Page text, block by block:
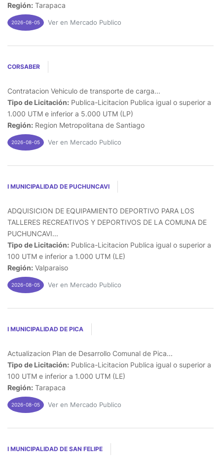
Región: Tarapaca
2026-08-05 Ver en Mercado Publico
CORSABER
Contratacion Vehiculo de transporte de carga...
Tipo de Licitación: Publica-Licitacion Publica igual o superior a
1.000 UTM e inferior a 5.000 UTM (LP)
Región: Region Metropolitana de Santiago
2026-08-05 Ver en Mercado Publico
I MUNICIPALIDAD DE PUCHUNCAVI
ADQUISICION DE EQUIPAMIENTO DEPORTIVO PARA LOS
TALLERES RECREATIVOS Y DEPORTIVOS DE LA COMUNA DE
PUCHUNCAVI...
Tipo de Licitación: Publica-Licitacion Publica igual o superior a
100 UTM e inferior a 1.000 UTM (LE)
Región: Valparaiso
2026-08-05 Ver en Mercado Publico
I MUNICIPALIDAD DE PICA
Actualizacion Plan de Desarrollo Comunal de Pica...
Tipo de Licitación: Publica-Licitacion Publica igual o superior a
100 UTM e inferior a 1.000 UTM (LE)
Región: Tarapaca
2026-08-05 Ver en Mercado Publico
I MUNICIPALIDAD DE SAN FELIPE